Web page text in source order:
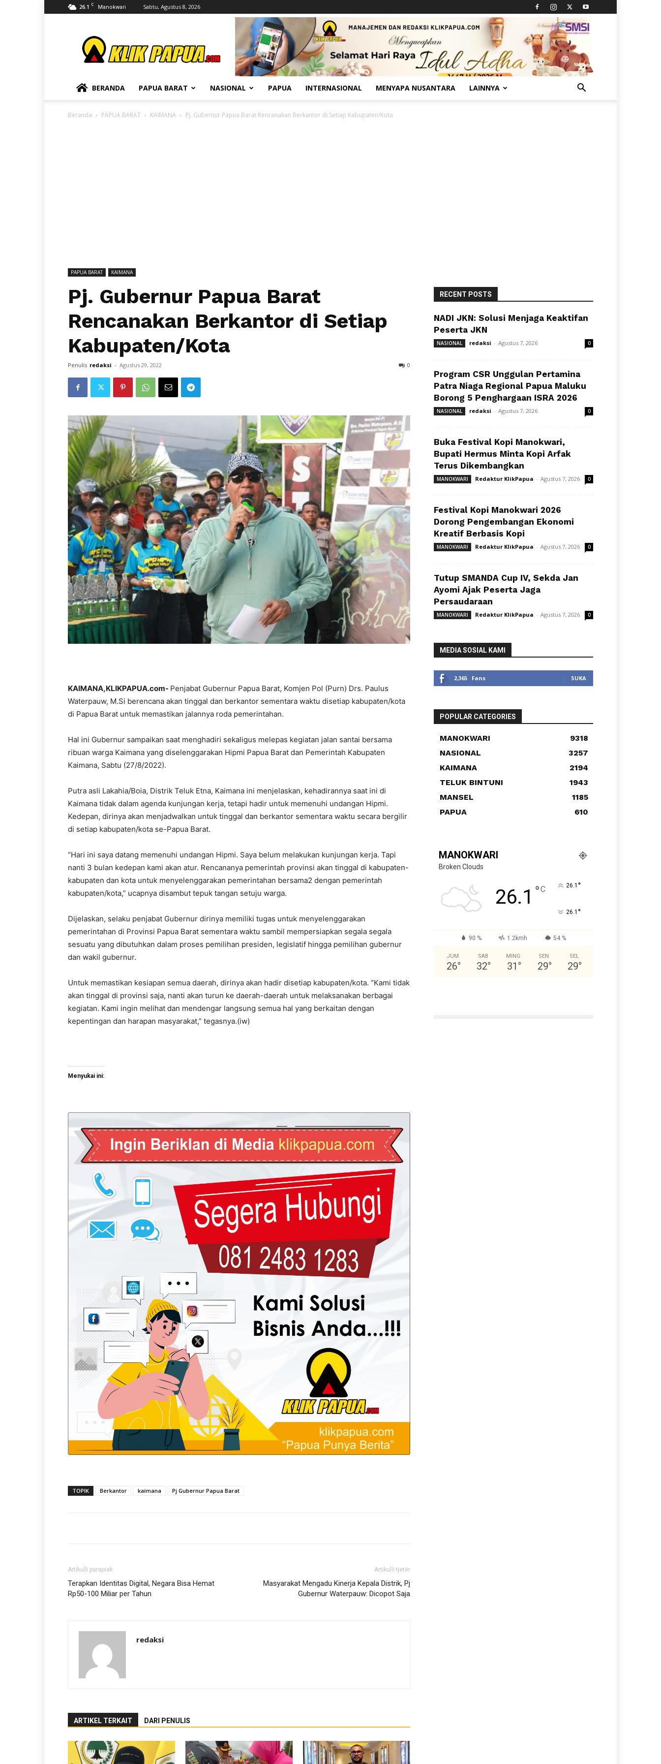
26.1 C Manokwari Sabtu, Agustus 8, 2026
BERANDA PAPUA BARAT NASIONAL PAPUA INTERNASIONAL MENYAPA NUSANTARA LAINNYA
Beranda PAPUA BARAT KAIMANA Pj. Gubernur Papua Barat Rencanakan Berkantor di Setiap Kabupaten/Kota
PAPUA BARAT KAIMANA
Pj. Gubernur Papua Barat
Rencanakan Berkantor di Setiap
Kabupaten/Kota
Penulis redaksi - Agustus 29, 2022 0
KAIMANA,KLIKPAPUA.com- Penjabat Gubernur Papua Barat, Komjen Pol (Purn) Drs. Paulus
Waterpauw, M.Si berencana akan tinggal dan berkantor sementara waktu disetiap kabupaten/kota
di Papua Barat untuk memastikan jalannya roda pemerintahan.
Hal ini Gubernur sampaikan saat menghadiri sekaligus melepas kegiatan jalan santai bersama
ribuan warga Kaimana yang diselenggarakan Hipmi Papua Barat dan Pemerintah Kabupaten
Kaimana, Sabtu (27/8/2022).
Putra asli Lakahia/Boia, Distrik Teluk Etna, Kaimana ini menjelaskan, kehadirannya saat ini di
Kaimana tidak dalam agenda kunjungan kerja, tetapi hadir untuk memenuhi undangan Hipmi.
Kedepan, dirinya akan menjadwalkan untuk tinggal dan berkantor sementara waktu secara bergilir
di setiap kabupaten/kota se-Papua Barat.
“Hari ini saya datang memenuhi undangan Hipmi. Saya belum melakukan kunjungan kerja. Tapi
nanti 3 bulan kedepan kami akan atur. Rencananya pemerintah provinsi akan tinggal di kabupaten-
kabupaten dan kota untuk menyelenggarakan pemerintahan bersama2 dengan pemerintah
kabupaten/kota,” ucapnya disambut tepuk tangan setuju warga.
Dijelaskan, selaku penjabat Gubernur dirinya memiliki tugas untuk menyelenggarakan
pemerintahan di Provinsi Papua Barat sementara waktu sambil mempersiapkan segala segala
sesuatu yang dibutuhkan dalam proses pemilihan presiden, legislatif hingga pemilihan gubernur
dan wakil gubernur.
Untuk memastikan kesiapan semua daerah, dirinya akan hadir disetiap kabupaten/kota. “Kami tidak
akan tinggal di provinsi saja, nanti akan turun ke daerah-daerah untuk melaksanakan berbagai
kegiatan. Kami ingin melihat dan mendengar langsung semua hal yang berkaitan dengan
kepentingan dan harapan masyarakat,” tegasnya.(iw)
Menyukai ini:
TOPIK Berkantor kaimana Pj Gubernur Papua Barat
Artikulli paraprak
Terapkan Identitas Digital, Negara Bisa Hemat
Rp50-100 Miliar per Tahun
Artikulli tjetër
Masyarakat Mengadu Kinerja Kepala Distrik, Pj
Gubernur Waterpauw: Dicopot Saja
redaksi
ARTIKEL TERKAIT DARI PENULIS
RECENT POSTS
NADI JKN: Solusi Menjaga Keaktifan
Peserta JKN
NASIONAL redaksi - Agustus 7, 2026 0
Program CSR Unggulan Pertamina
Patra Niaga Regional Papua Maluku
Borong 5 Penghargaan ISRA 2026
NASIONAL redaksi - Agustus 7, 2026 0
Buka Festival Kopi Manokwari,
Bupati Hermus Minta Kopi Arfak
Terus Dikembangkan
MANOKWARI Redaktur KlikPapua - Agustus 7, 2026 0
Festival Kopi Manokwari 2026
Dorong Pengembangan Ekonomi
Kreatif Berbasis Kopi
MANOKWARI Redaktur KlikPapua - Agustus 7, 2026 0
Tutup SMANDA Cup IV, Sekda Jan
Ayomi Ajak Peserta Jaga
Persaudaraan
MANOKWARI Redaktur KlikPapua - Agustus 7, 2026 0
MEDIA SOSIAL KAMI
2,365 Fans SUKA
POPULAR CATEGORIES
MANOKWARI
9318
NASIONAL
3257
KAIMANA
2194
TELUK BINTUNI
1943
MANSEL
1185
PAPUA
610
MANOKWARI
Broken Clouds
26.1 °C 26.1 °
26.1 °
90 % 1.2kmh 54 %
JUM
26°
SAB
32°
MING
31 °
SEN
29°
SEL
29°